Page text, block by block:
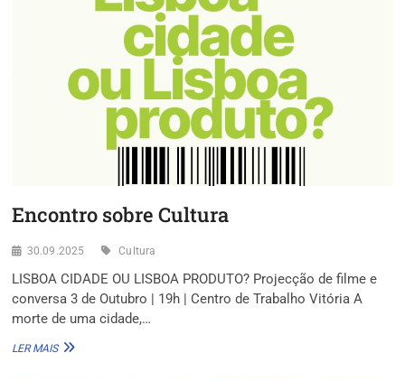
CULTURAL
QUE
AFIRMA
Encontro sobre Cultura
30.09.2025 Cultura
LISBOA CIDADE OU LISBOA PRODUTO? Projecção de filme e
conversa 3 de Outubro | 19h | Centro de Trabalho Vitória A
morte de uma cidade,…
LER MAISENCONTRO